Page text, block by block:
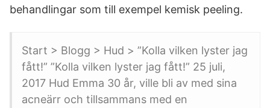
behandlingar som till exempel kemisk peeling.
Start > Blogg > Hud > ”Kolla vilken lyster jag
fått!” ”Kolla vilken lyster jag fått!” 25 juli,
2017 Hud Emma 30 år, ville bli av med sina
acneärr och tillsammans med en